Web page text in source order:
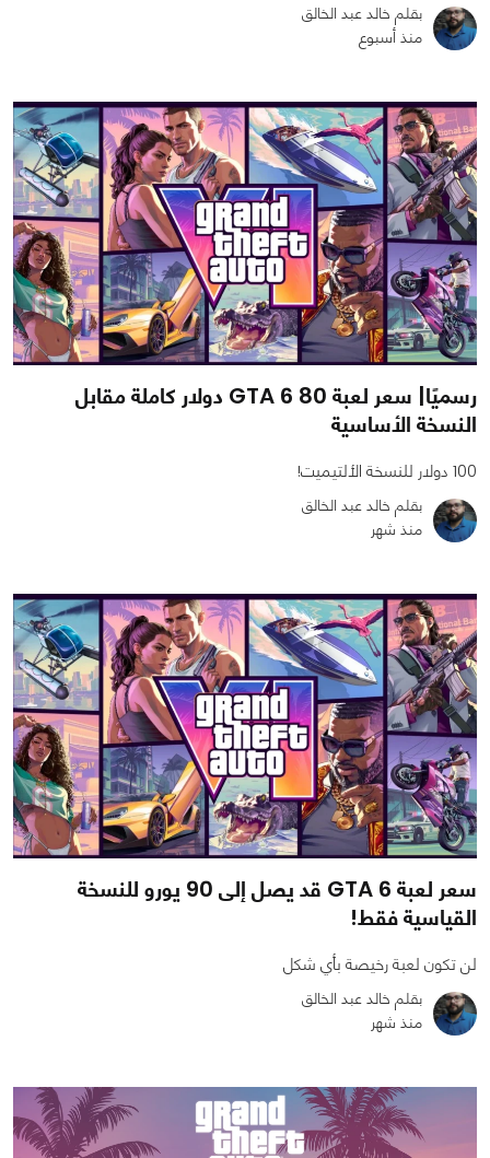
15759
6
1
بقلم خالد عبد الخالق
منذ أسبوع
1199
2
0
رسميًا| سعر لعبة GTA 6 80 دولار كاملة مقابل
النسخة الأساسية
100 دولار للنسخة الألتيميت!
بقلم خالد عبد الخالق
منذ شهر
667
0
0
سعر لعبة GTA 6 قد يصل إلى 90 يورو للنسخة
القياسية فقط!
لن تكون لعبة رخيصة بأي شكل
بقلم خالد عبد الخالق
منذ شهر